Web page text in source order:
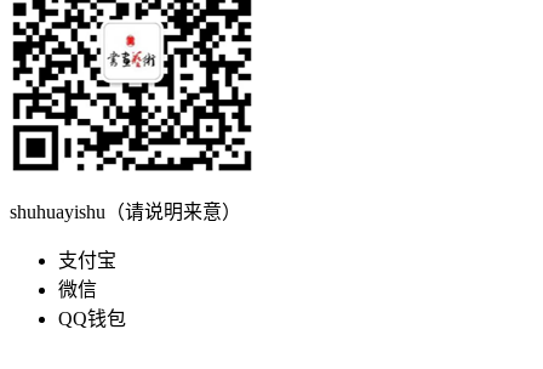
shuhuayishu（请说明来意）
支付宝
微信
QQ钱包